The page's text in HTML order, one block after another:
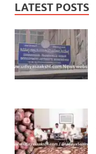
LATEST POSTS